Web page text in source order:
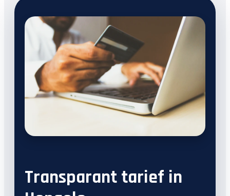
Transparant tarief in